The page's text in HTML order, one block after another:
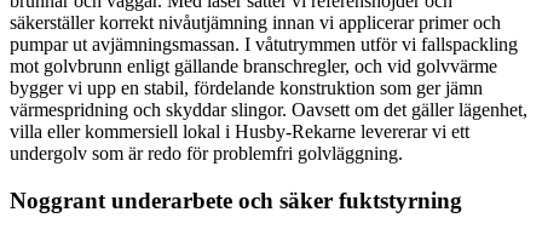
säkerställer korrekt nivåutjämning innan vi applicerar primer och
pumpar ut avjämningsmassan. I våtutrymmen utför vi fallspackling
mot golvbrunn enligt gällande branschregler, och vid golvvärme
bygger vi upp en stabil, fördelande konstruktion som ger jämn
värmespridning och skyddar slingor. Oavsett om det gäller lägenhet,
villa eller kommersiell lokal i Husby-Rekarne levererar vi ett
undergolv som är redo för problemfri golvläggning.
Noggrant underarbete och säker fuktstyrning